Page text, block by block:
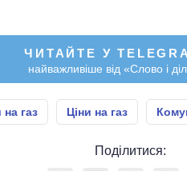
ЧИТАЙТЕ У
найважливіше від «Слово і
газ Ціни на газ
Поділитися: